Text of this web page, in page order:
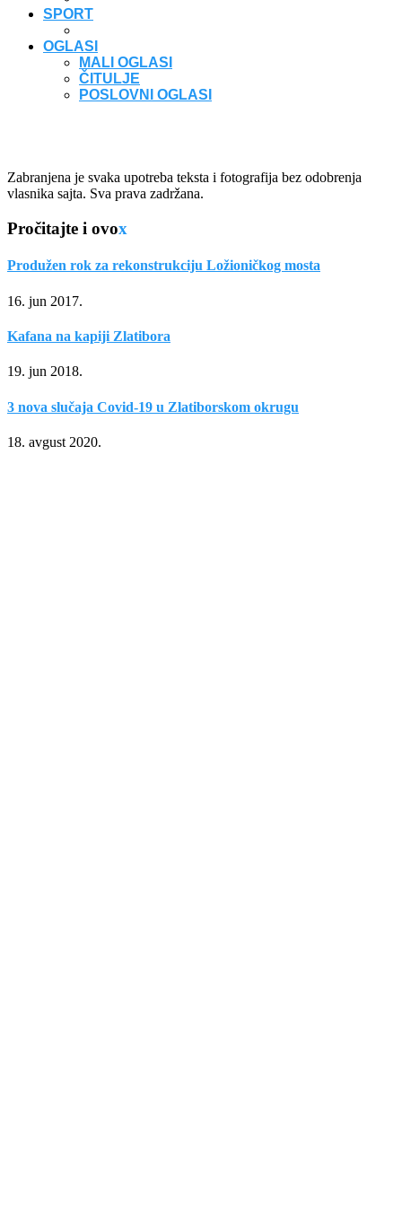
SPORT
OGLASI
MALI OGLASI
ČITULJE
POSLOVNI OGLASI
Zabranjena je svaka upotreba teksta i fotografija bez odobrenja
vlasnika sajta. Sva prava zadržana.
Pročitajte i ovox
Produžen rok za rekonstrukciju Ložioničkog mosta
16. jun 2017.
Kafana na kapiji Zlatibora
19. jun 2018.
3 nova slučaja Covid-19 u Zlatiborskom okrugu
18. avgust 2020.